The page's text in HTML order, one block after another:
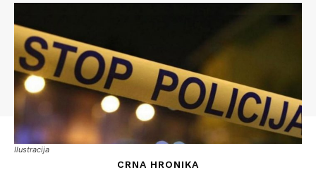
Ilustracija
CRNA HRONIKA